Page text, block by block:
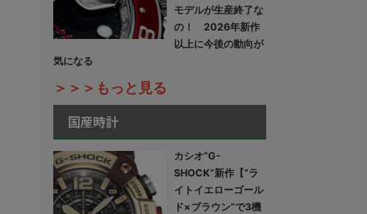
モデルが生産終了な
の！ 2026年新作
以上に今後の動向が
気になる
＞＞＞もっと見る
国産時計
カシオ“G-
SHOCK”新作【“ラ
イトイエローゴール
ド×ブラウン”で3機